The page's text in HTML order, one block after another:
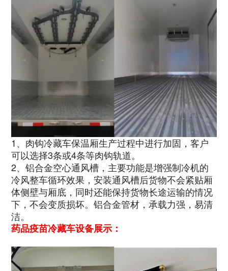
1、肉钩冷藏车保温厢生产过程中进行加固，客户
可以选择3条或4条等肉钩轨道。
2、铝合金空心通风槽，主要功能是增强制冷机的
冷风整车循环效果，安装通风槽后货物不会紧贴厢
体侧壁与厢底，同时还能保持货物长途运输的情况
下，不会变质损坏。铝合金管材，承载力强，易清
洁。
药品疫苗冷藏车设备展示：